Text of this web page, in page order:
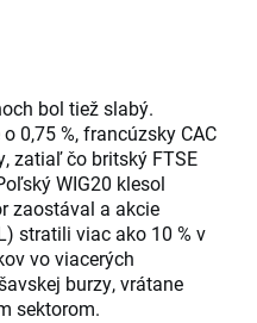
bol tiež slabý.
0,75 %, francúzsky CAC
zatiaľ čo britský FTSE
WIG20 klesol
zaostával a akcie
stratili viac ako 10 % v
vo viacerých
burzy, vrátane
sektorom.